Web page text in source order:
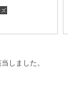
ズ
しました。